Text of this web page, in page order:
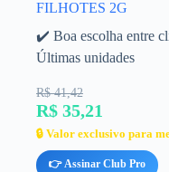
FILHOTES 2G
✔️ Boa escolha entre
Últimas unidades
R$ 41,42
R$ 35,21
🔒 Valor exclusivo para
👉 Assinar Club Pro